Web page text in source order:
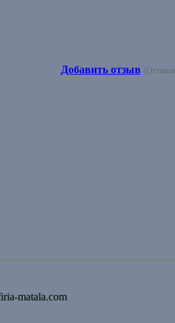
Добавить отзыв
matala.com